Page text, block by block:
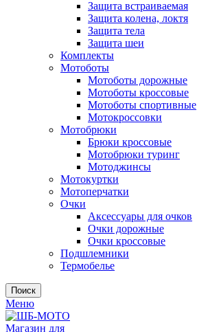
Защита встраиваемая
Защита колена, локтя
Защита тела
Защита шеи
Комплекты
Мотоботы
Мотоботы дорожные
Мотоботы кроссовые
Мотоботы спортивные
Мотокроссовки
Мотобрюки
Брюки кроссовые
Мотобрюки туринг
Мотоджинсы
Мотокуртки
Мотоперчатки
Очки
Аксессуары для очков
Очки дорожные
Очки кроссовые
Подшлемники
Термобелье
Поиск
Меню